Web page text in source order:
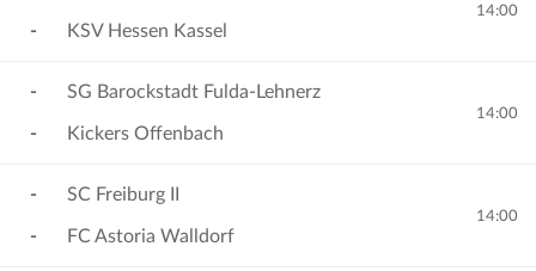
- KSV Hessen Kassel
14:00
-
-
SG Barockstadt Fulda-Lehnerz
Kickers Offenbach
14:00
-
-
SC Freiburg II
FC Astoria Walldorf
14:00